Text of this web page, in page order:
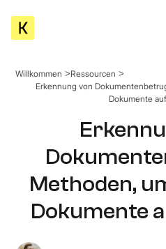
Willkommen
Ressourcen
Erkennung von
Dokumente
Methoden,
Dokumente